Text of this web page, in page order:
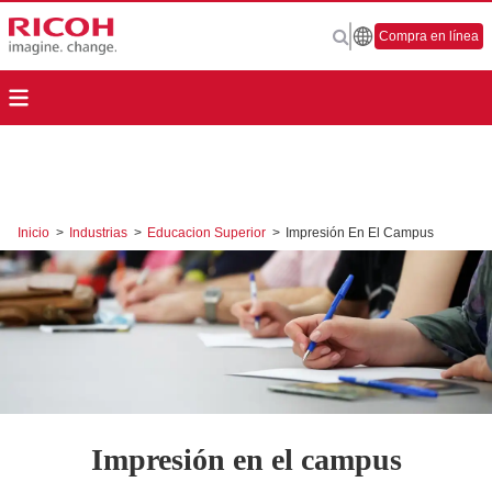
Compra en línea
Inicio > Industrias > Educacion Superior > Impresión En El Campus
Impresión en el campus